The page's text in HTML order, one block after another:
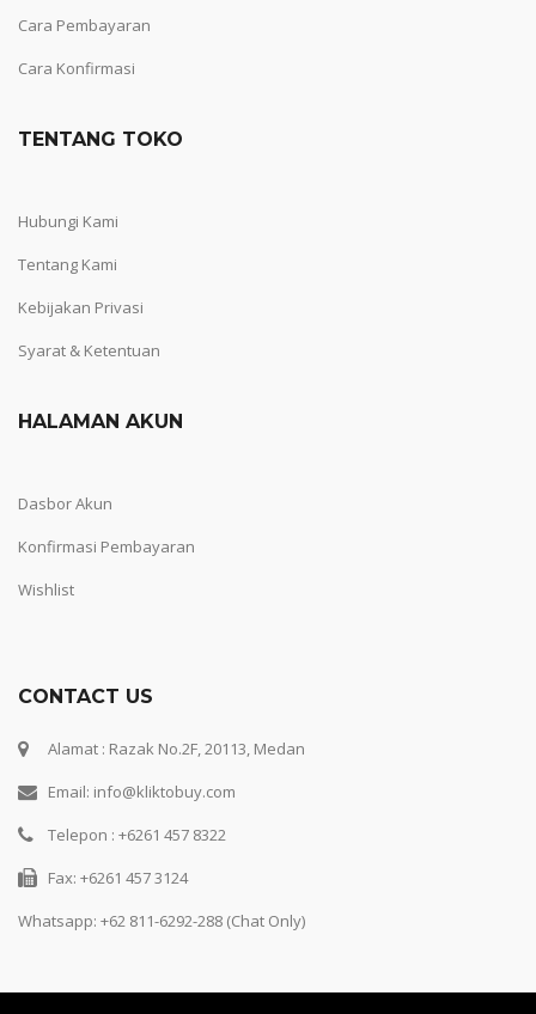
Cara Pembayaran
Cara Konfirmasi
TENTANG TOKO
Hubungi Kami
Tentang Kami
Kebijakan Privasi
Syarat & Ketentuan
HALAMAN AKUN
Dasbor Akun
Konfirmasi Pembayaran
Wishlist
CONTACT US
Alamat : Razak No.2F, 20113, Medan
Email: info@kliktobuy.com
Telepon : +6261 457 8322
Fax: +6261 457 3124
Whatsapp: +62 811-6292-288 (Chat Only)